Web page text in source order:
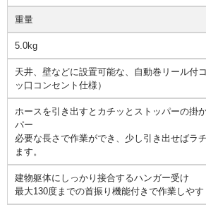
重量
5.0kg
天井、壁などに設置可能な、自動巻リール付
ッ口コンセント仕様）
ホースを引き出すとカチッとストッパーの掛
パー
必要な長さで作業ができ、少し引き出せばラ
ます。
建物躯体にしっかり接合するハンガー受け
最大130度までの首振り機能付きで作業しやす